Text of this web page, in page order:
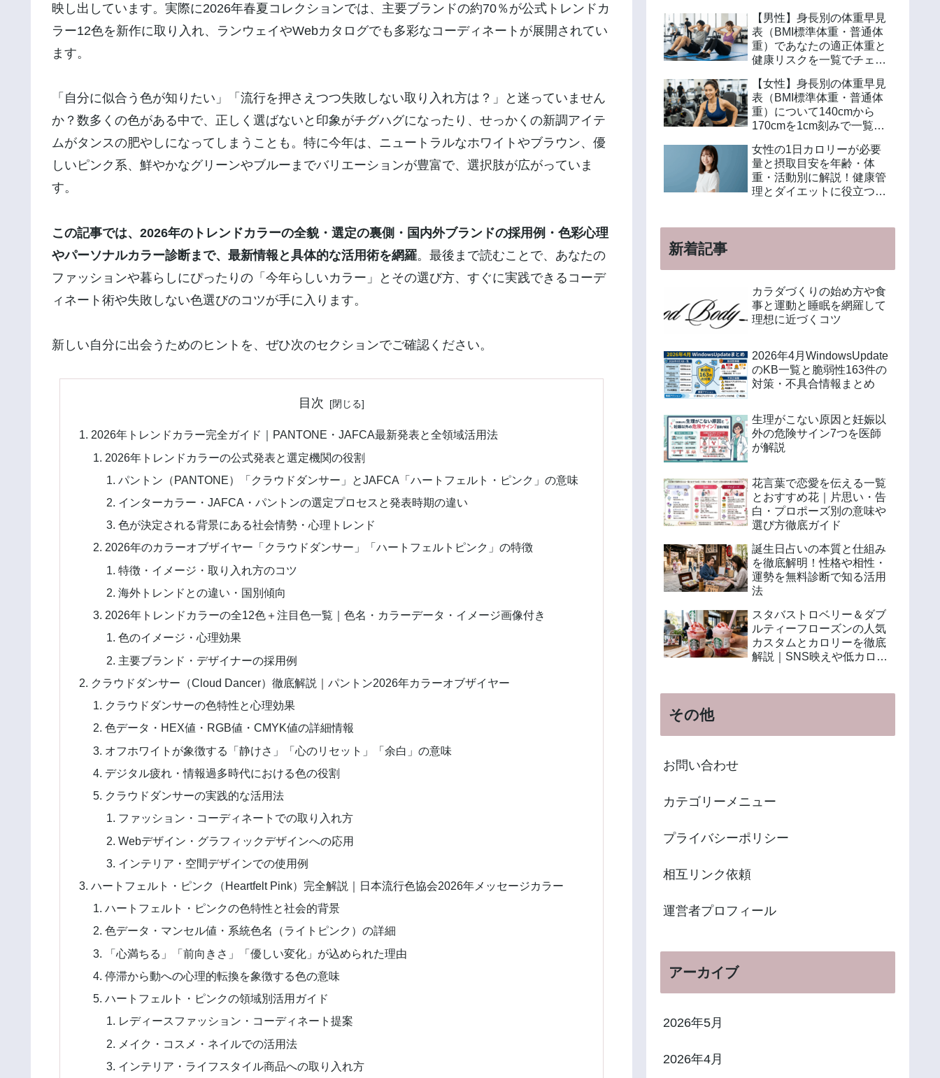
映し出しています。実際に2026年春夏コレクションでは、主要ブランドの約70％が公式トレンドカ
ラー12色を新作に取り入れ、ランウェイやWebカタログでも多彩なコーディネートが展開されてい
ます。
「自分に似合う色が知りたい」「流行を押さえつつ失敗しない取り入れ方は？」と迷っていません
か？数多くの色がある中で、正しく選ばないと印象がチグハグになったり、せっかくの新調アイテ
ムがタンスの肥やしになってしまうことも。特に今年は、ニュートラルなホワイトやブラウン、優
しいピンク系、鮮やかなグリーンやブルーまでバリエーションが豊富で、選択肢が広がっていま
す。
この記事では、2026年のトレンドカラーの全貌・選定の裏側・国内外ブランドの採用例・色彩心理
やパーソナルカラー診断まで、最新情報と具体的な活用術を網羅。最後まで読むことで、あなたの
ファッションや暮らしにぴったりの「今年らしいカラー」とその選び方、すぐに実践できるコーデ
ィネート術や失敗しない色選びのコツが手に入ります。
新しい自分に出会うためのヒントを、ぜひ次のセクションでご確認ください。
目次
2026年トレンドカラー完全ガイド｜PANTONE・JAFCA最新発表と全領域活用法
2026年トレンドカラーの公式発表と選定機関の役割
パントン（PANTONE）「クラウドダンサー」とJAFCA「ハートフェルト・ピンク」の意味
インターカラー・JAFCA・パントンの選定プロセスと発表時期の違い
色が決定される背景にある社会情勢・心理トレンド
2026年のカラーオブザイヤー「クラウドダンサー」「ハートフェルトピンク」の特徴
特徴・イメージ・取り入れ方のコツ
海外トレンドとの違い・国別傾向
2026年トレンドカラーの全12色＋注目色一覧｜色名・カラーデータ・イメージ画像付き
色のイメージ・心理効果
主要ブランド・デザイナーの採用例
クラウドダンサー（Cloud Dancer）徹底解説｜パントン2026年カラーオブザイヤー
クラウドダンサーの色特性と心理効果
色データ・HEX値・RGB値・CMYK値の詳細情報
オフホワイトが象徴する「静けさ」「心のリセット」「余白」の意味
デジタル疲れ・情報過多時代における色の役割
クラウドダンサーの実践的な活用法
ファッション・コーディネートでの取り入れ方
Webデザイン・グラフィックデザインへの応用
インテリア・空間デザインでの使用例
ハートフェルト・ピンク（Heartfelt Pink）完全解説｜日本流行色協会2026年メッセージカラー
ハートフェルト・ピンクの色特性と社会的背景
色データ・マンセル値・系統色名（ライトピンク）の詳細
「心満ちる」「前向きさ」「優しい変化」が込められた理由
停滞から動への心理的転換を象徴する色の意味
ハートフェルト・ピンクの領域別活用ガイド
レディースファッション・コーディネート提案
メイク・コスメ・ネイルでの活用法
インテリア・ライフスタイル商品への取り入れ方
【男性】身長別の体重早見
表（BMI標準体重・普通体
重）であなたの適正体重と
健康リスクを一覧でチェッ
【女性】身長別の体重早見
表（BMI標準体重・普通体
重）について140cmから
170cmを1cm刻みで一覧解
算方法も紹介
女性の1日カロリーが必要
量と摂取目安を年齢・体
重・活動別に解説！健康管
理とダイエットに役立つ計
新着記事
カラダづくりの始め方や食
事と運動と睡眠を網羅して
理想に近づくコツ
2026年4月WindowsUpdate
のKB一覧と脆弱性163件の
対策・不具合情報まとめ
生理がこない原因と妊娠以
外の危険サイン7つを医師
が解説
花言葉で恋愛を伝える一覧
とおすすめ花｜片思い・告
白・プロポーズ別の意味や
選び方徹底ガイド
誕生日占いの本質と仕組み
を徹底解明！性格や相性・
運勢を無料診断で知る活用
法
スタバストロベリー＆ダブ
ルティーフローズンの人気
カスタムとカロリーを徹底
解説｜SNS映えや低カロリ
その他
お問い合わせ
カテゴリーメニュー
プライバシーポリシー
相互リンク依頼
運営者プロフィール
アーカイブ
2026年5月
2026年4月